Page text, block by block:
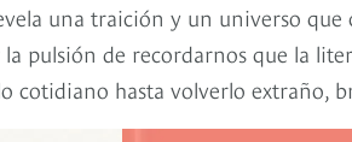
una traición y un universo que
pulsión de recordarnos que la
cotidiano hasta volverlo extraño,